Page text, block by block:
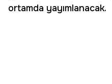
ortamda yayımlanacak.